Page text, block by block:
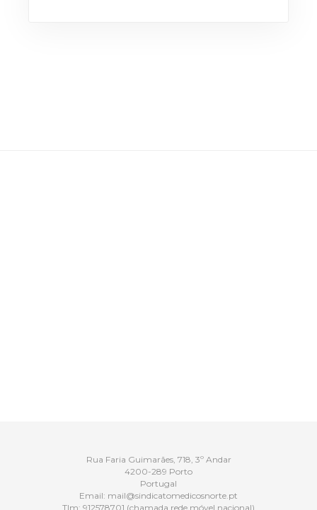
Rua Faria Guimarães, 718, 3º Andar
4200-289 Porto
Portugal
Email: mail@sindicatomedicosnorte.pt
Tlm: 912578701 (chamada rede móvel nacional)